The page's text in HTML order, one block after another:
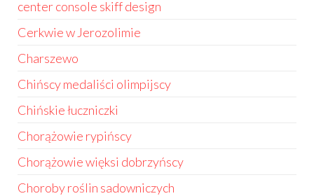
center console skiff design
Cerkwie w Jerozolimie
Charszewo
Chińscy medaliści olimpijscy
Chińskie łuczniczki
Chorążowie rypińscy
Chorążowie więksi dobrzyńscy
Choroby roślin sadowniczych